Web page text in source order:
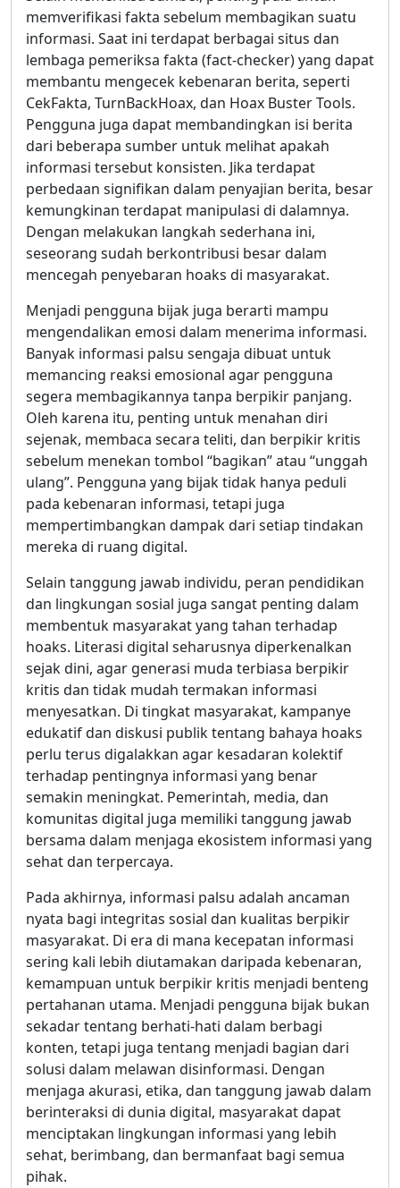
memverifikasi fakta sebelum membagikan suatu
informasi. Saat ini terdapat berbagai situs dan
lembaga pemeriksa fakta (fact-checker) yang dapat
membantu mengecek kebenaran berita, seperti
CekFakta, TurnBackHoax, dan Hoax Buster Tools.
Pengguna juga dapat membandingkan isi berita
dari beberapa sumber untuk melihat apakah
informasi tersebut konsisten. Jika terdapat
perbedaan signifikan dalam penyajian berita, besar
kemungkinan terdapat manipulasi di dalamnya.
Dengan melakukan langkah sederhana ini,
seseorang sudah berkontribusi besar dalam
mencegah penyebaran hoaks di masyarakat.
Menjadi pengguna bijak juga berarti mampu
mengendalikan emosi dalam menerima informasi.
Banyak informasi palsu sengaja dibuat untuk
memancing reaksi emosional agar pengguna
segera membagikannya tanpa berpikir panjang.
Oleh karena itu, penting untuk menahan diri
sejenak, membaca secara teliti, dan berpikir kritis
sebelum menekan tombol “bagikan” atau “unggah
ulang”. Pengguna yang bijak tidak hanya peduli
pada kebenaran informasi, tetapi juga
mempertimbangkan dampak dari setiap tindakan
mereka di ruang digital.
Selain tanggung jawab individu, peran pendidikan
dan lingkungan sosial juga sangat penting dalam
membentuk masyarakat yang tahan terhadap
hoaks. Literasi digital seharusnya diperkenalkan
sejak dini, agar generasi muda terbiasa berpikir
kritis dan tidak mudah termakan informasi
menyesatkan. Di tingkat masyarakat, kampanye
edukatif dan diskusi publik tentang bahaya hoaks
perlu terus digalakkan agar kesadaran kolektif
terhadap pentingnya informasi yang benar
semakin meningkat. Pemerintah, media, dan
komunitas digital juga memiliki tanggung jawab
bersama dalam menjaga ekosistem informasi yang
sehat dan terpercaya.
Pada akhirnya, informasi palsu adalah ancaman
nyata bagi integritas sosial dan kualitas berpikir
masyarakat. Di era di mana kecepatan informasi
sering kali lebih diutamakan daripada kebenaran,
kemampuan untuk berpikir kritis menjadi benteng
pertahanan utama. Menjadi pengguna bijak bukan
sekadar tentang berhati-hati dalam berbagi
konten, tetapi juga tentang menjadi bagian dari
solusi dalam melawan disinformasi. Dengan
menjaga akurasi, etika, dan tanggung jawab dalam
berinteraksi di dunia digital, masyarakat dapat
menciptakan lingkungan informasi yang lebih
sehat, berimbang, dan bermanfaat bagi semua
pihak.